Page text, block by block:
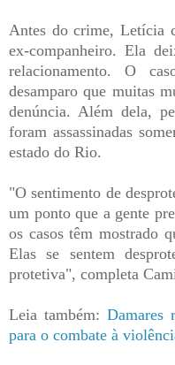
Antes do crime, Letícia
ex-companheiro. Ela
relacionamento. O
desamparo que muitas
denúncia. Além dela,
foram assassinadas
estado do Rio.
"O sentimento de
um ponto que a gente
os casos têm mostrado
Elas se sentem
protetiva", completa
Leia também:Damares
para o combate à